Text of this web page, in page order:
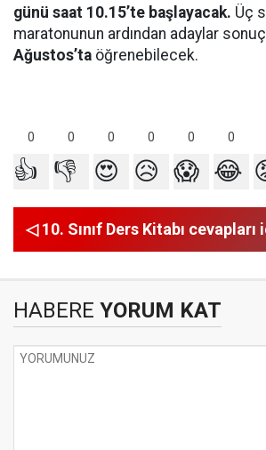
günü saat 10.15’te başlayacak. Üç
maratonunun ardından adaylar
Ağustos’ta öğrenebilecek.
0 0 0 0 0 0
👍 👎 😍 😥 😱 😂
◁ 10. Sınıf Ders Kitabı cevapları
HABERE YORUM KAT